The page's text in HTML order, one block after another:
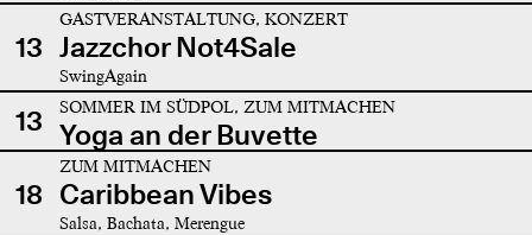
13
GASTVERANSTALTUNG, KONZERT
Jazzchor Not4Sale
SwingAgain
13 SOMMER IM SÜDPOL, ZUM MITMACHEN
Yoga an der Buvette
18
ZUM MITMACHEN
Caribbean Vibes
Salsa, Bachata, Merengue